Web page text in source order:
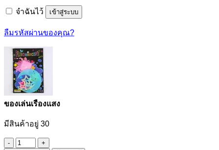
จำฉันไว้ เข้าสู่ระบบ
ลืมรหัสผ่านของคุณ?
ของเล่นเรืองแสง
มีสินค้าอยู่ 30
จำนวน